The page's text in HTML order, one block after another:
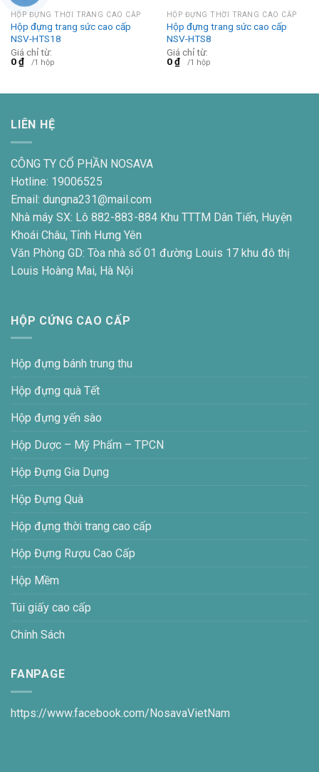
HỘP ĐỰNG THỜI TRANG CAO CẤP
Hộp đựng trang sức cao cấp
NSV-HTS18
Giá chỉ từ:
0₫ /1 hộp
HỘP ĐỰNG THỜI TRANG CAO CẤP
Hộp đựng trang sức cao cấp
NSV-HTS8
Giá chỉ từ:
0₫ /1 hộp
LIÊN HỆ
CÔNG TY CỔ PHẦN NOSAVA
Hotline: 19006525
Email: dungna231@mail.com
Nhà máy SX: Lô 882-883-884 Khu TTTM Dân Tiến, Huyện
Khoái Châu, Tỉnh Hưng Yên
Văn Phòng GD: Tòa nhà số 01 đường Louis 17 khu đô thị
Louis Hoàng Mai, Hà Nội
HỘP CỨNG CAO CẤP
Hộp đựng bánh trung thu
Hộp đựng quà Tết
Hộp đựng yến sào
Hộp Dược – Mỹ Phẩm – TPCN
Hộp Đựng Gia Dụng
Hộp Đựng Quà
Hộp đựng thời trang cao cấp
Hộp Đựng Rượu Cao Cấp
Hộp Mềm
Túi giấy cao cấp
Chính Sách
FANPAGE
https://www.facebook.com/NosavaVietNam